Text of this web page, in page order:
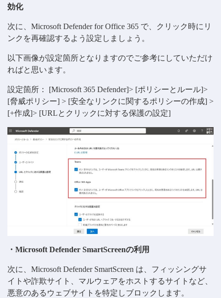
効化
次に、Microsoft Defender for Office 365 で、クリック時にリ
ンクを再確認するよう設定しましょう。
以下画像が設定箇所となりますのでご参考にしていただけ
ればと思います。
設定箇所： [Microsoft 365 Defender]> [ポリシーとルール]>
[脅威ポリシー] > [安全なリンクに関するポリシーの作成] >
[+作成]> [URLとクリックに対する保護の設定]
・Microsoft Defender SmartScreenの利用
次に、Microsoft Defender SmartScreen は、フィッシングサ
イトや詐欺サイト、マルウェアをホストするサイトなど、
悪意のあるウェブサイトを特定しブロックします。